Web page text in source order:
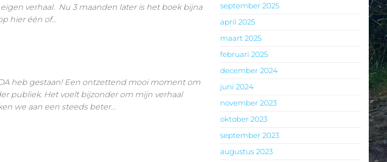
verhaal. Nu 3 maanden later is het boek bijna
hier één of…
heb gestaan! Een ontzettend mooi moment om
publiek. Het voelt bijzonder om mijn verhaal
we aan een steeds beter…
september 2025
april 2025
maart 2025
februari 2025
december 2024
juni 2024
november 2023
oktober 2023
september 2023
augustus 2023